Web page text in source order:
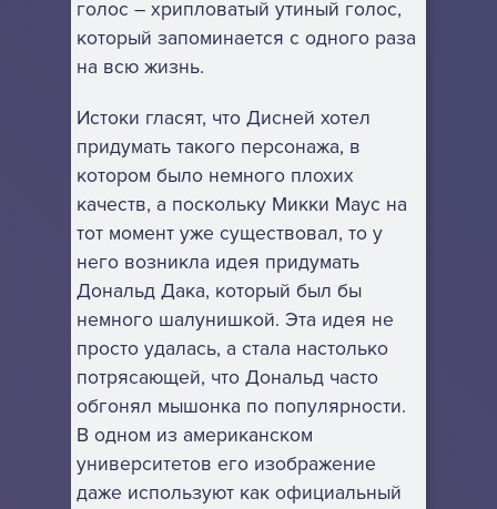
голос – хрипловатый утиный голос,
который запоминается с одного раза
на всю жизнь.
Истоки гласят, что Дисней хотел
придумать такого персонажа, в
котором было немного плохих
качеств, а поскольку Микки Маус на
тот момент уже существовал, то у
него возникла идея придумать
Дональд Дака, который был бы
немного шалунишкой. Эта идея не
просто удалась, а стала настолько
потрясающей, что Дональд часто
обгонял мышонка по популярности.
В одном из американском
университетов его изображение
даже используют как официальный